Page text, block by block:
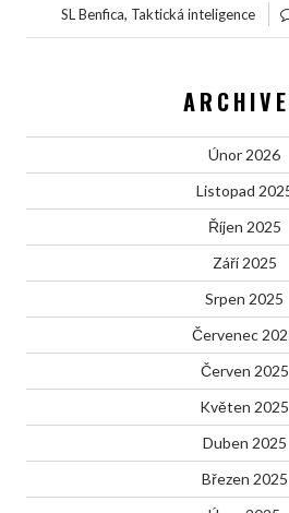
SL Benfica, Taktická inteligence
Únor 2026
Listopad
Říjen 2025
Září 2025
Srpen 2025
Červenec
Červen 2025
Květen 2025
Duben 2025
Březen 2025